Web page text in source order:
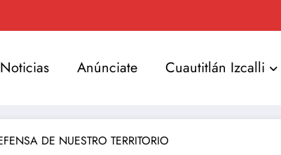
Noticias Anúnciate Cuautitlán Izcalli
DE NUESTRO TERRITORIO